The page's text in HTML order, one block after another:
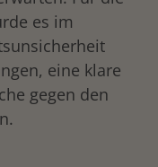
es im
eine klare
gegen den